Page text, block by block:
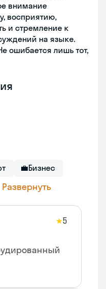
внимание
восприятию,
и стремление к
на языке.
ошибается лишь тот,
💼Бизнес
Развернуть
★5